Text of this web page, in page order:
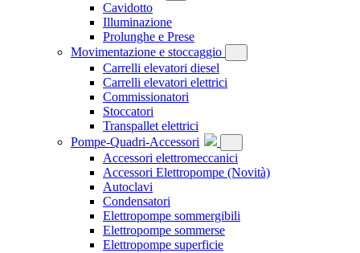
Cavidotto
Illuminazione
Prolunghe e Prese
Movimentazione e stoccaggio
Carrelli elevatori diesel
Carrelli elevatori elettrici
Commissionatori
Stoccatori
Transpallet elettrici
Pompe-Quadri-Accessori
Accessori elettromeccanici
Accessori Elettropompe (Novità)
Autoclavi
Condensatori
Elettropompe sommergibili
Elettropompe sommerse
Elettropompe superficie